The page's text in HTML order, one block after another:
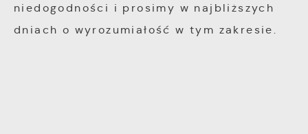
niedogodności i prosimy w najbliższych
dniach o wyrozumiałość w tym zakresie.